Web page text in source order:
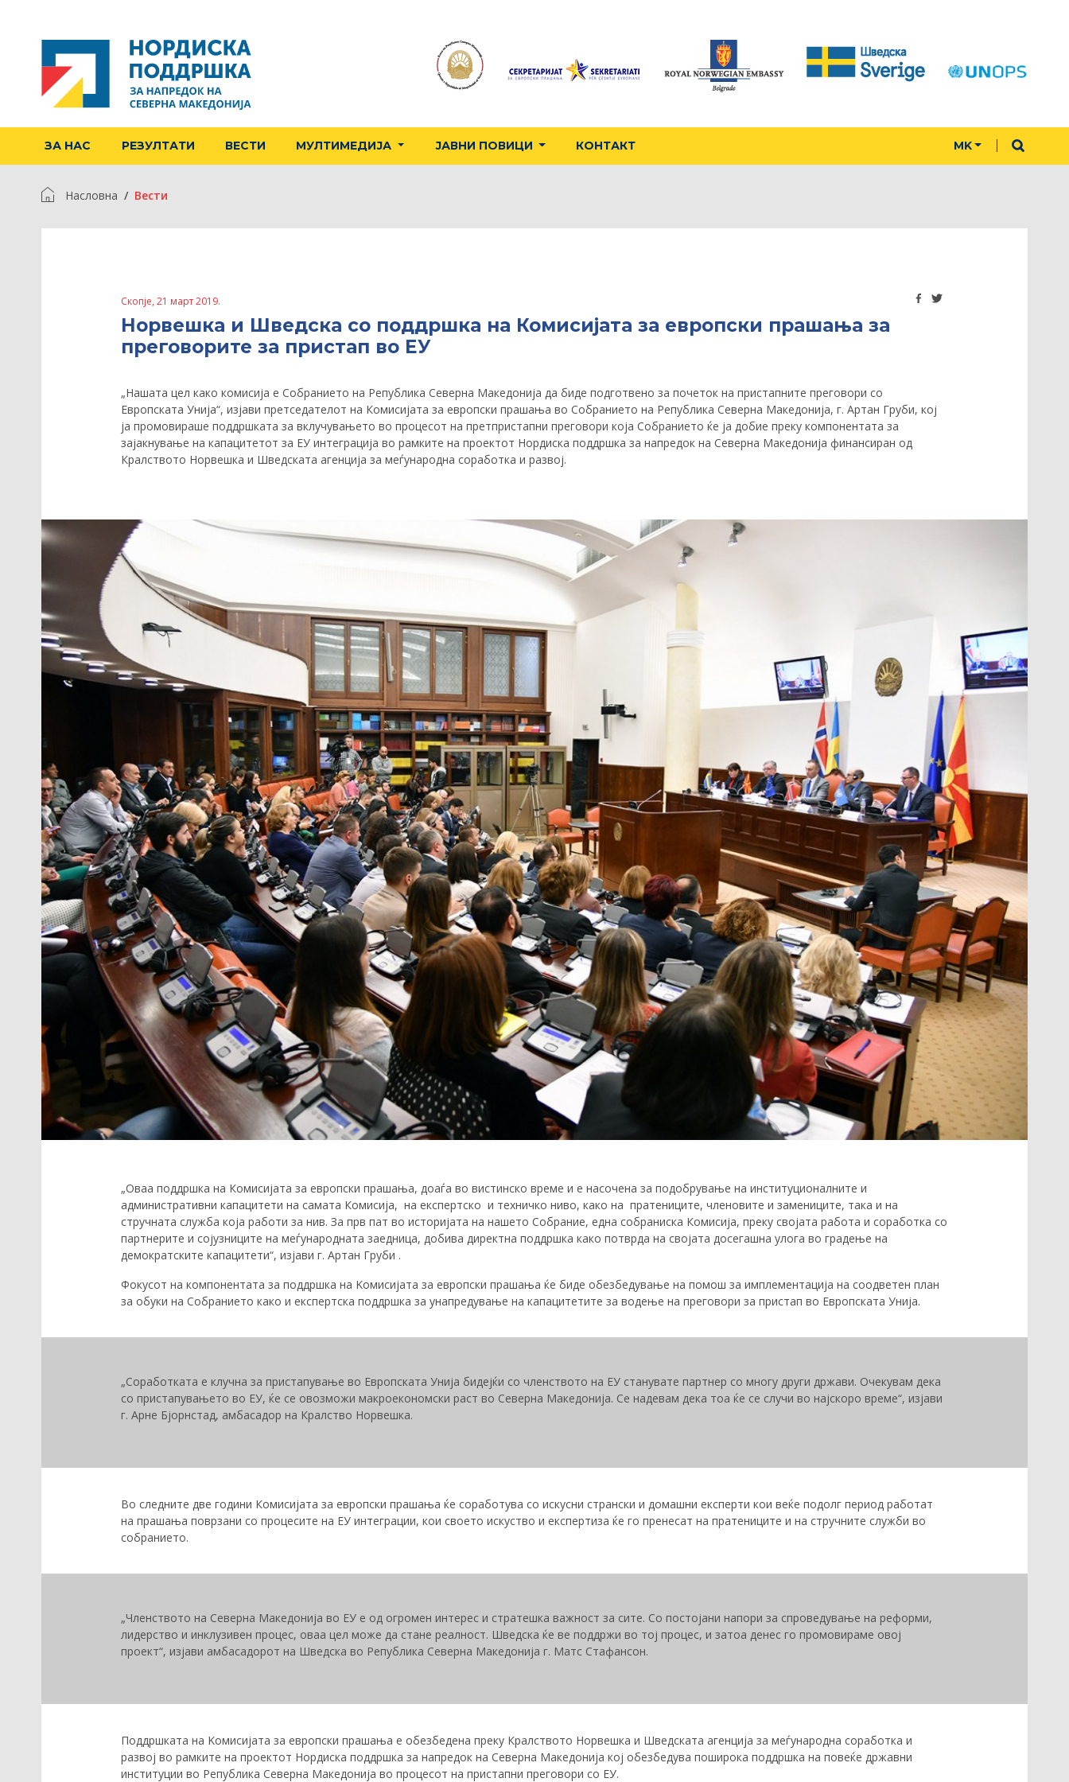
ЗА НАС РЕЗУЛТАТИ ВЕСТИ МУЛТИМЕДИЈА ЈАВНИ ПОВИЦИ КОНТАКТ MK
Насловна Вести
Скопје, 21 март 2019.
Норвешка и Шведска со поддршка на Комисијата за европски прашања за
преговорите за пристап во ЕУ
„Нашата цел како комисија е Собранието на Република Северна Македонија да биде подготвено за почеток на пристапните преговори со
Европската Унија“, изјави претседателот на Комисијата за европски прашања во Собранието на Република Северна Македонија, г. Артан Груби, кој
ја промовираше поддршката за вклучувањето во процесот на претпристапни преговори која Собранието ќе ја добие преку компонентата за
зајакнување на капацитетот за ЕУ интеграција во рамките на проектот Нордиска поддршка за напредок на Северна Македонија финансиран од
Кралството Норвешка и Шведската агенција за меѓународна соработка и развој.
„Оваа поддршка на Комисијата за европски прашања, доаѓа во вистинско време и е насочена за подобрување на институционалните и
административни капацитети на самата Комисија, на експертско и техничко ниво, како на пратениците, членовите и замениците, така и на
стручната служба која работи за нив. За прв пат во историјата на нашето Собрание, една собраниска Комисија, преку својата работа и соработка со
партнерите и сојузниците на меѓународната заедница, добива директна поддршка како потврда на својата досегашна улога во градење на
демократските капацитети“, изјави г. Артан Груби .
Фокусот на компонентата за поддршка на Kомисијата за европски прашања ќе биде обезбедување на помош за имплементација на соодветен план
за обуки на Собранието како и експертска поддршка за унапредување на капацитетите за водење на преговори за пристап во Европската Унија.
„Соработката е клучна за пристапување во Европската Унија бидејќи со членството на ЕУ станувате партнер со многу други држави. Очекувам дека
со пристапувањето во ЕУ, ќе се овозможи макроекономски раст во Северна Македонија. Се надевам дека тоа ќе се случи во најскоро време“, изјави
г. Арне Бјорнстад, амбасадор на Кралство Норвешка.
Во следните две години Комисијата за европски прашања ќе соработува со искусни странски и домашни експерти кои веќе подолг период работат
на прашања поврзани со процесите на ЕУ интеграции, кои своето искуство и експертиза ќе го пренесат на пратениците и на стручните служби во
собранието.
„Членството на Северна Македонија во ЕУ е од огромен интерес и стратешка важност за сите. Со постојани напори за спроведување на реформи,
лидерство и инклузивен процес, оваа цел може да стане реалност. Шведска ќе ве поддржи во тој процес, и затоа денес го промовираме овој
проект“, изјави амбасадорот на Шведска во Република Северна Македонија г. Матс Стaфансон.
Поддршката на Kомисијата за европски прашања е обезбедена преку Кралството Норвешка и Шведската агенција за меѓународна соработка и
развој во рамките на проектот Нордиска поддршка за напредок на Северна Македонија кој обезбедува поширока поддршка на повеќе државни
институции во Република Северна Македонија во процесот на пристапни преговори со ЕУ.